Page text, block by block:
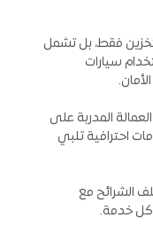
فقط، بل تشمل
سيارات
المدربة على
احترافية تلبي
الشرائح مع
كل خدمة.